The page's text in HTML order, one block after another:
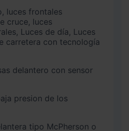
cruce, luces
Luces de día, Luces
carretera con tecnología